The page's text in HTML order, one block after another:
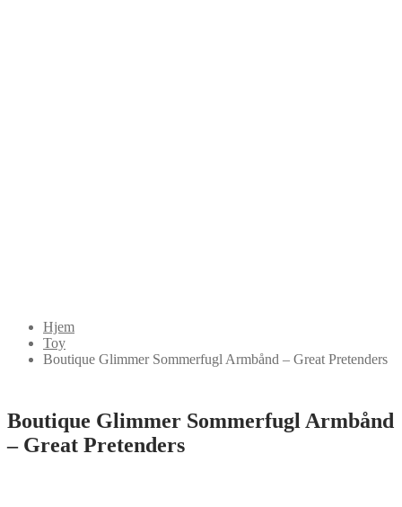
Hjem
Toy
Boutique Glimmer Sommerfugl Armbånd – Great Pretenders
Boutique Glimmer Sommerfugl Armbånd
– Great Pretenders